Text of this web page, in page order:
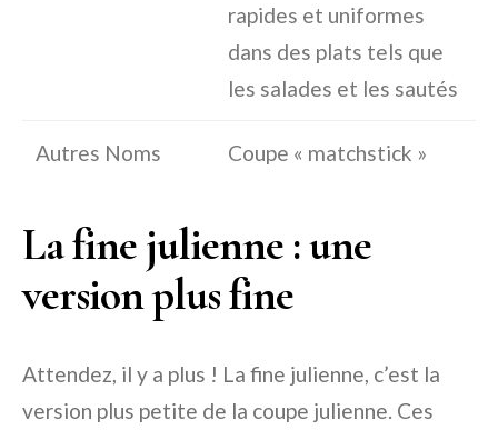
rapides et uniformes
dans des plats tels que
les salades et les sautés
Autres Noms Coupe « matchstick »
La fine julienne : une
version plus fine
Attendez, il y a plus ! La fine julienne, c’est la
version plus petite de la coupe julienne. Ces